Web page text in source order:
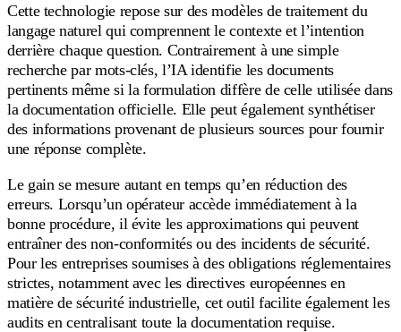
Cette technologie repose sur des modèles de traitement du
langage naturel qui comprennent le contexte et l’intention
derrière chaque question. Contrairement à une simple
recherche par mots-clés, l’IA identifie les documents
pertinents même si la formulation diffère de celle utilisée dans
la documentation officielle. Elle peut également synthétiser
des informations provenant de plusieurs sources pour fournir
une réponse complète.
Le gain se mesure autant en temps qu’en réduction des
erreurs. Lorsqu’un opérateur accède immédiatement à la
bonne procédure, il évite les approximations qui peuvent
entraîner des non-conformités ou des incidents de sécurité.
Pour les entreprises soumises à des obligations réglementaires
strictes, notamment avec les directives européennes en
matière de sécurité industrielle, cet outil facilite également les
audits en centralisant toute la documentation requise.